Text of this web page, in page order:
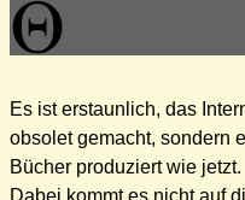
Zum
Inhalt
Buch: Social
Es ist erstaunlich, das
obsolet gemacht, sondern
Bücher produziert wie jetzt.
Dabei kommt es nicht auf